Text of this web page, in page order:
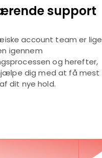
support
account team er lige
igennem
og herefter,
dig med at få mest
dit nye hold.